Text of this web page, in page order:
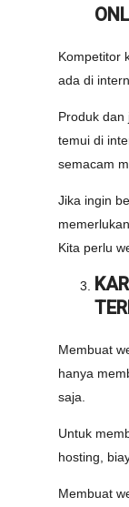
Kompetitor
ada di
Produk dan
temui di
semacam
Jika ingin
Kita perlu
Membuat
hanya
saja.
Untuk
hosting,
Membuat